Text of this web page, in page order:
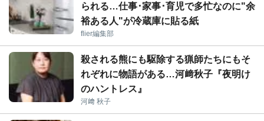
られる…仕事･家事･育児で多忙なのに"余
裕ある人"が冷蔵庫に貼る紙
flier編集部
殺される熊にも駆除する猟師たちにもそ
れぞれに物語がある…河﨑秋子『夜明け
のハントレス』
河﨑 秋子